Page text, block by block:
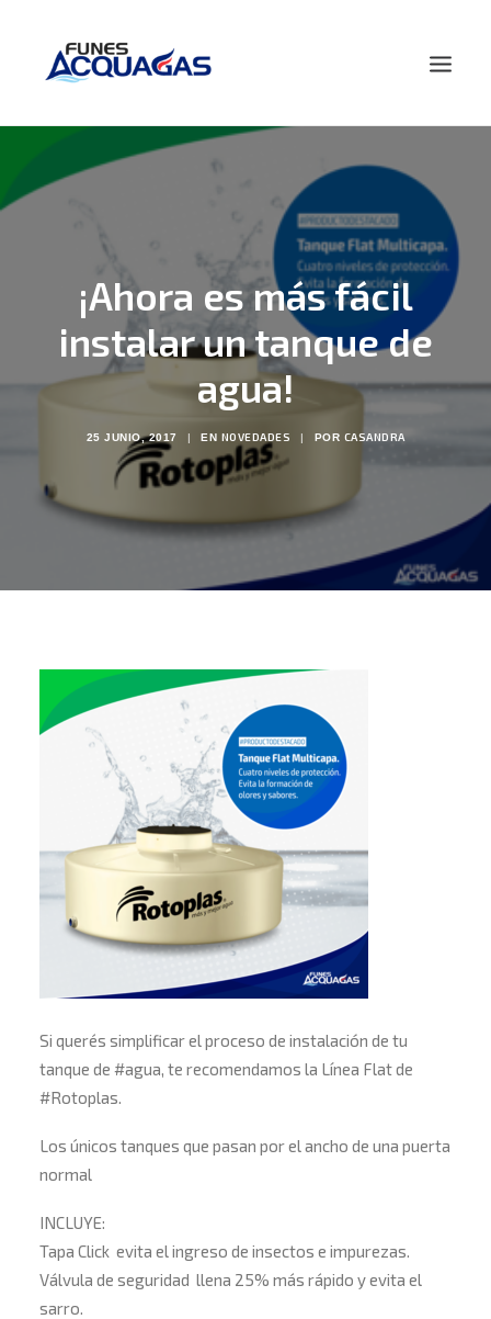
HOME
PRODUCTOS
CONTACTO
BUSCAR
¡Ahora es más fácil
instalar un tanque de
agua!
25 JUNIO, 2017 | EN NOVEDADES | POR CASANDRA
Si querés simplificar el proceso de instalación de tu
tanque de #agua, te recomendamos la Línea Flat de
#Rotoplas.
Los únicos tanques que pasan por el ancho de una puerta
normal
INCLUYE:
Tapa Click evita el ingreso de insectos e impurezas.
Válvula de seguridad llena 25% más rápido y evita el
sarro.